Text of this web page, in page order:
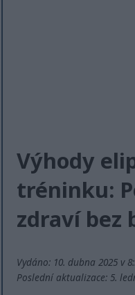
Výhody
tréninku:
zdraví bez
Vydáno: 10. dubna 2025 v
Poslední aktualizace: 5.